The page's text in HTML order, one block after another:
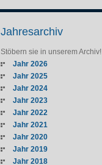
Jahresarchiv
Stöbern sie in unserem Archiv!
Jahr 2026
Jahr 2025
Jahr 2024
Jahr 2023
Jahr 2022
Jahr 2021
Jahr 2020
Jahr 2019
Jahr 2018